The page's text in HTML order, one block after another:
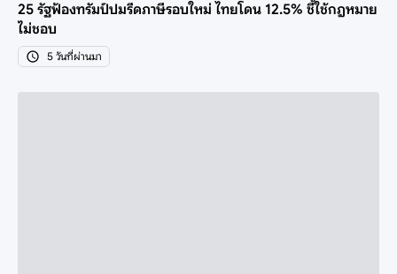
25 รัฐฟ้องทรัมป์ปมรีดภาษีรอบใหม่ ไทยโดน 12.5% ชี้ใช้กฎหมาย
ไม่ชอบ
5 วันที่ผ่านมา